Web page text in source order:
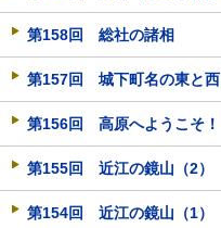
第158回 総社の諸相
第157回 城下町名の東と西
第156回 高原へようこそ！
第155回 近江の鏡山（2）
第154回 近江の鏡山（1）